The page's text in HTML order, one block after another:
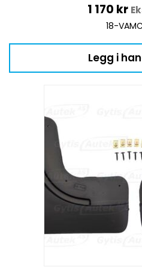
1 170 kr
18-
Legg i